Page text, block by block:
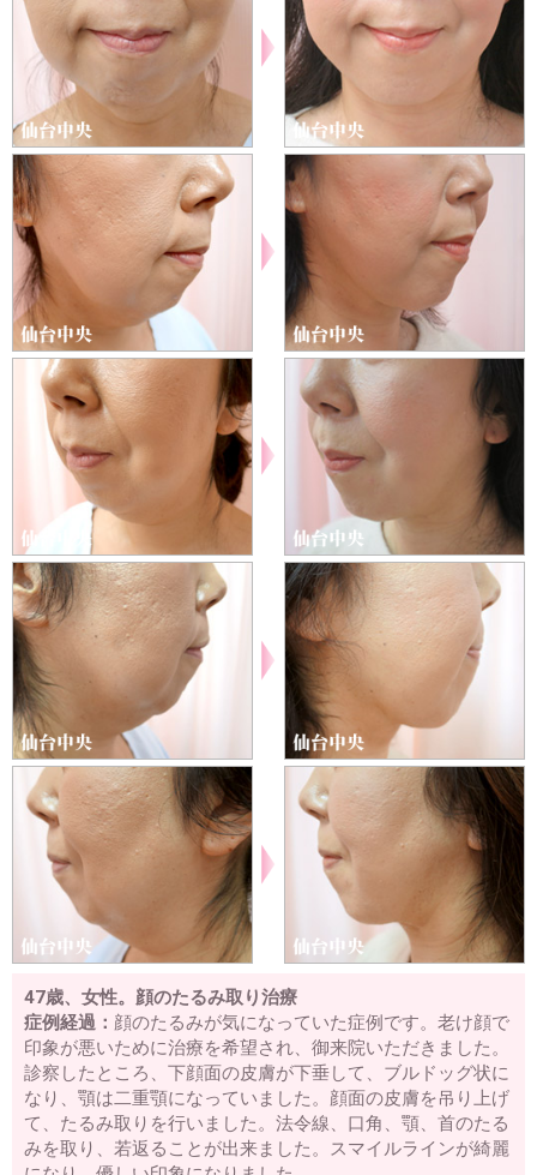
47歳、女性。顔のたるみ取り治療
症例経過： 顔のたるみが気になっていた症例です。老け顔で
印象が悪いために治療を希望され、御来院いただきました。
診察したところ、下顔面の皮膚が下垂して、ブルドッグ状に
なり、顎は二重顎になっていました。顔面の皮膚を吊り上げ
て、たるみ取りを行いました。法令線、口角、顎、首のたる
みを取り、若返ることが出来ました。スマイルラインが綺麗